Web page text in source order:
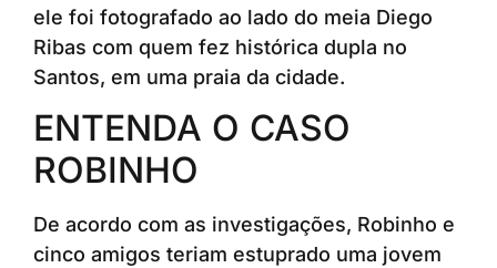
ele foi fotografado ao lado do meia Diego
Ribas com quem fez histórica dupla no
Santos, em uma praia da cidade.
ENTENDA O CASO
ROBINHO
De acordo com as investigações, Robinho e
cinco amigos teriam estuprado uma jovem